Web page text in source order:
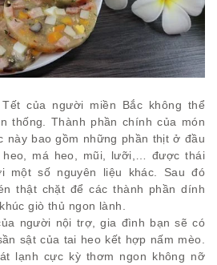
của người miền Bắc không thể
thống. Thành phần chính của món
này bao gồm những phần thịt ở đầu
má heo, mũi, lưỡi,… được thái
một số nguyên liệu khác. Sau đó
thật chặt để các thành phần dính
giò thủ ngon lành.
người nội trợ, gia đình bạn sẽ có
sật của tai heo kết hợp nấm mèo.
lạnh cực kỳ thơm ngon không nỡ